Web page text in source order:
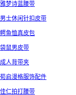
雅梦诗蓝腰带
男士休闲针扣皮带
鳄鱼恤真皮包
袋鼠男皮带
成人背带夹
荀启漫格服饰配件
佳仁拍打腰带